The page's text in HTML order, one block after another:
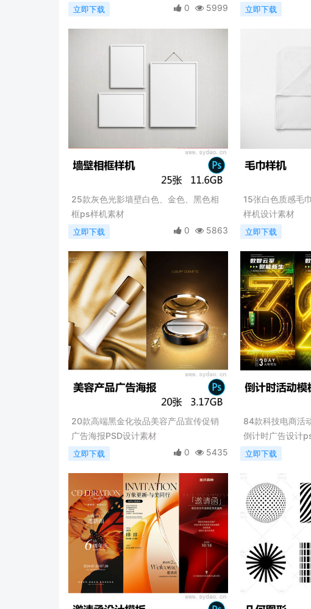
立即下载 0 5999
材
立即下载
25款灰色光影墙壁白色、金色、黑色相
框ps样机素材
立即下载 0 5863
15张白色质感毛
样机设计素材
立即下载
20款高端黑金化妆品美容产品宣传促销
广告海报PSD设计素材
立即下载 0 5435
84款科技电商活
倒计时广告设计
立即下载